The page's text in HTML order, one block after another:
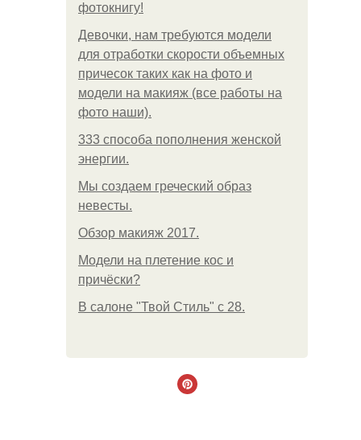
фотокнигу!
Девочки, нам требуются модели
для отработки скорости объемных
причесок таких как на фото и
модели на макияж (все работы на
фото наши).
333 способа пополнения женской
энергии.
Мы создаем греческий образ
невесты.
Обзор макияж 2017.
Модели на плетение кос и
причёски?
В салоне "Твой Стиль" с 28.